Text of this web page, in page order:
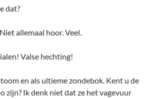
dat?
allemaal hoor. Veel.
Valse hechting!
en als ultieme zondebok. Kent u de
zijn? Ik denk niet dat ze het vagevuur